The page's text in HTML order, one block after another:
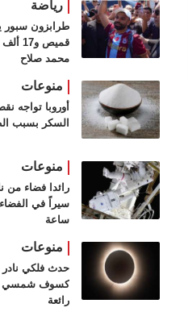
رياضة
قميص
محمد صلاح
منوعات
أوروبا تواجه
السكر بسبب
منوعات
رائدا فضاء من
ساعة
منوعات
حدث فلكي نادر
كسوف شمسي
رائعة